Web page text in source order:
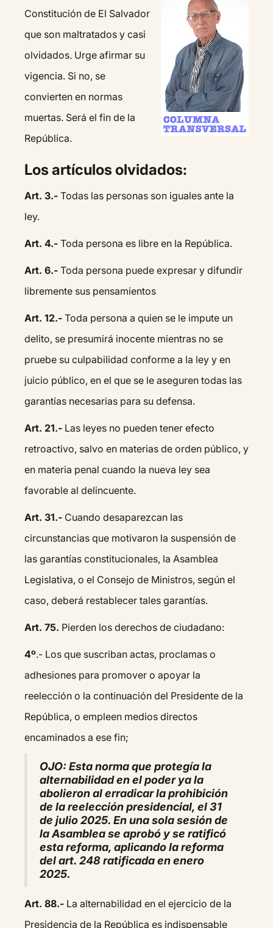
Constitución de El Salvador
que son maltratados y casi
olvidados. Urge afirmar su
vigencia. Si no, se
convierten en normas
muertas. Será el fin de la
República.
Los artículos olvidados:
Art. 3.- Todas las personas son iguales ante la
ley.
Art. 4.- Toda persona es libre en la República.
Art. 6.- Toda persona puede expresar y difundir
libremente sus pensamientos
Art. 12.- Toda persona a quien se le impute un
delito, se presumirá inocente mientras no se
pruebe su culpabilidad conforme a la ley y en
juicio público, en el que se le aseguren todas las
garantías necesarias para su defensa.
Art. 21.- Las leyes no pueden tener efecto
retroactivo, salvo en materias de orden público, y
en materia penal cuando la nueva ley sea
favorable al delincuente.
Art. 31.- Cuando desaparezcan las
circunstancias que motivaron la suspensión de
las garantías constitucionales, la Asamblea
Legislativa, o el Consejo de Ministros, según el
caso, deberá restablecer tales garantías.
Art. 75. Pierden los derechos de ciudadano:
4º.- Los que suscriban actas, proclamas o
adhesiones para promover o apoyar la
reelección o la continuación del Presidente de la
República, o empleen medios directos
encaminados a ese fin;
OJO: Esta norma que protegía la
alternabilidad en el poder ya la
abolieron al erradicar la prohibición
de la reelección presidencial, el 31
de julio 2025. En una sola sesión de
la Asamblea se aprobó y se ratificó
esta reforma, aplicando la reforma
del art. 248 ratificada en enero
2025.
Art. 88.- La alternabilidad en el ejercicio de la
Presidencia de la República es indispensable